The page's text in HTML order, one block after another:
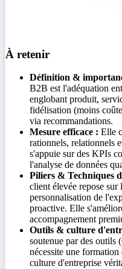
À retenir
Définition &
B2B est l'adéquation
englobant produit,
fidélisation (moins
via recommandations.
Mesure efficace : Elle
rationnels, relationnels
s'appuie sur des KPIs
l'analyse de données
Piliers & Techniques
client élevée repose
personnalisation de
proactive. Elle
accompagnement
Outils & culture
soutenue par des
nécessite une
culture d'entreprise